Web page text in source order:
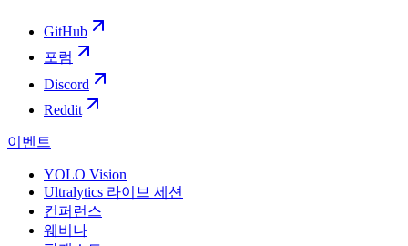
GitHub
포럼
Discord
Reddit
이벤트
YOLO Vision
Ultralytics 라이브 세션
컨퍼런스
웨비나